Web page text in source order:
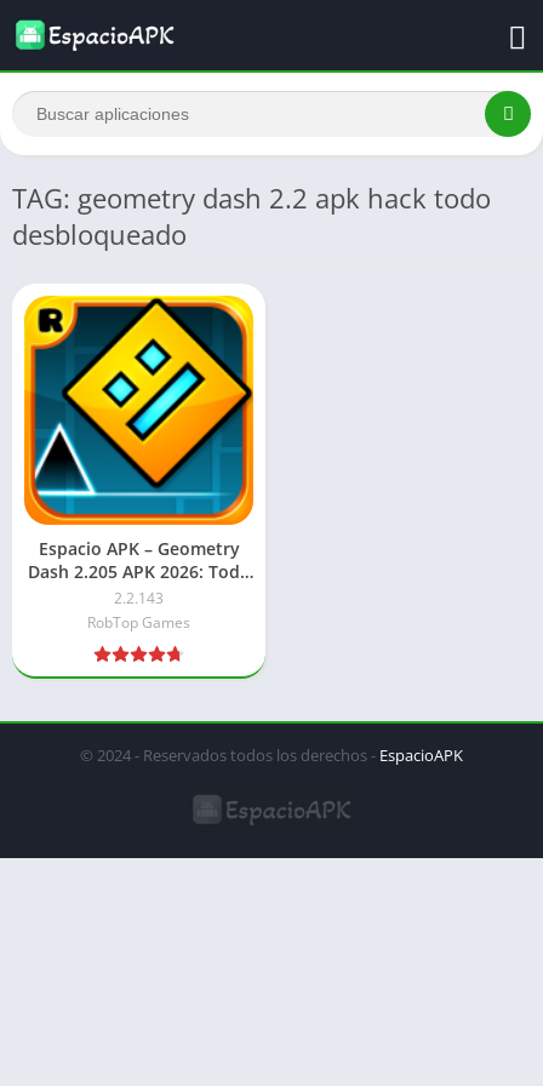
TAG: geometry dash 2.2 apk hack todo
desbloqueado
Espacio APK – Geometry
Dash 2.205 APK 2026: Todo
Desbloqueado
2.2.143
RobTop Games
© 2024 - Reservados todos los derechos - EspacioAPK